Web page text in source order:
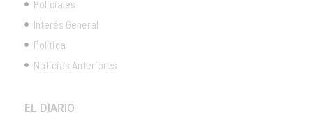
Policiales
Interés General
Política
Noticias Anteriores
EL DIARIO